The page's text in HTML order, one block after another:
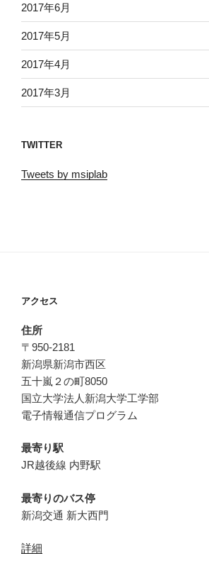
2017年6月
2017年5月
2017年4月
2017年3月
TWITTER
Tweets by msiplab
アクセス
住所
〒950-2181
新潟県新潟市西区
五十嵐２の町8050
国立大学法人新潟大学工学部
電子情報通信プログラム
最寄り駅
JR越後線 内野駅
最寄りのバス停
新潟交通 新大西門
詳細